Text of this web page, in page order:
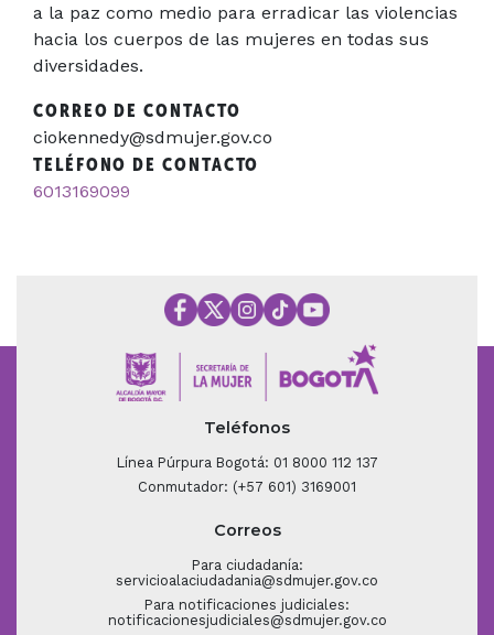
a la paz como medio para erradicar las violencias
hacia los cuerpos de las mujeres en todas sus
diversidades.
CORREO DE CONTACTO
ciokennedy@sdmujer.gov.co
TELÉFONO DE CONTACTO
6013169099
Teléfonos
Línea Púrpura Bogotá: 01 8000 112 137
Conmutador: (+57 601) 3169001
Correos
Para ciudadanía:
servicioalaciudadania@sdmujer.gov.co
Para notificaciones judiciales:
notificacionesjudiciales@sdmujer.gov.co